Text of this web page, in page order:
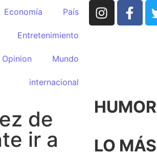
Economía País
Entretenimiento
Opinion Mundo
internacional
de
ir a
LO